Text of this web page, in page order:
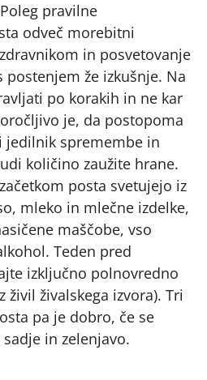
pravilne
odveč morebitni
in posvetovanje
že izkušnje. Na
po korakih in ne kar
je, da postopoma
jedilnik spremembe in
količino zaužite hrane.
posta svetujejo iz
mleko in mlečne izdelke,
maščobe, vso
Teden pred
izključno polnovredno
živil živalskega izvora). Tri
pa je dobro, če se
in zelenjavo.